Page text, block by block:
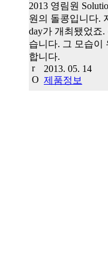
2013 영림원
원의 돌콩입니다.
day가 개최됐었죠
습니다. 그 모습이
합니다.
2013. 05. 14
제품정보